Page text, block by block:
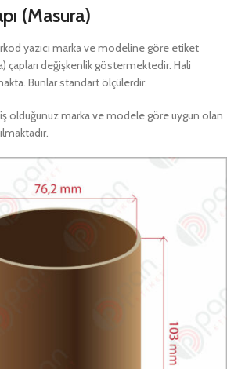
(Masura)
yazıcı marka ve modeline göre etiket
çapları değişkenlik göstermektedir. Hali
Bunlar standart ölçülerdir.
olduğunuz marka ve modele göre uygun olan